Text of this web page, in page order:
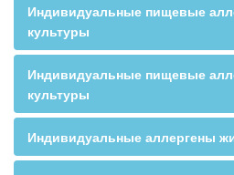
Индивидуальные пищевые
культуры
Индивидуальные пищевые
культуры
Индивидуальные аллергены